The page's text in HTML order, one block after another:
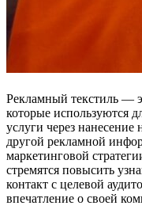
Рекламный текстиль —
которые используются
услуги через
другой рекламной
маркетинговой
стремятся повысить
контакт с целевой
впечатление о своей